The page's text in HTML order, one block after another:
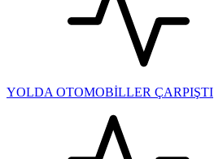
YOLDA OTOMOBİLLER ÇARPIŞTI